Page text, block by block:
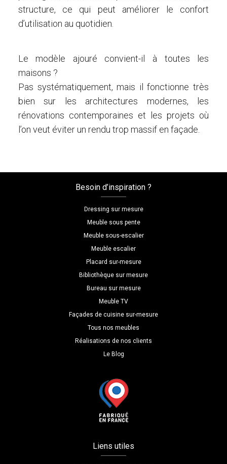
structure, ce qui peut améliorer le confort
d’utilisation au quotidien.
Le modèle ajouré convient-il à toutes les
maisons ?
Pas systématiquement, mais il fonctionne très
bien sur les architectures modernes, les
rénovations contemporaines et les projets où
l’on veut éviter un rendu trop massif en façade.
Besoin d’inspiration ?
Dressing sur mesure
Meuble sous pente
Meuble sous-escalier
Meuble escalier
Placard sur-mesure
Bibliothèque sur mesure
Bureau sur mesure
Meuble TV
Façades de cuisine sur-mesure
Tous nos meubles
Réalisations de nos clients
Le Blog
Liens utiles